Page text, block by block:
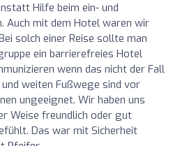
Hilfe beim ein- und
Auch mit dem Hotel waren wir
solch einer Reise sollte man
ein barrierefreies Hotel
wenn das nicht der Fall
weiten Fußwege sind vor
ungeeignet. Wir haben uns
Weise freundlich oder gut
Das war mit Sicherheit